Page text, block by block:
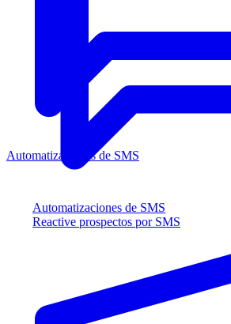
Automatizaciones de SMS
Reactive prospectos por SMS
Automatizaciones de SMS